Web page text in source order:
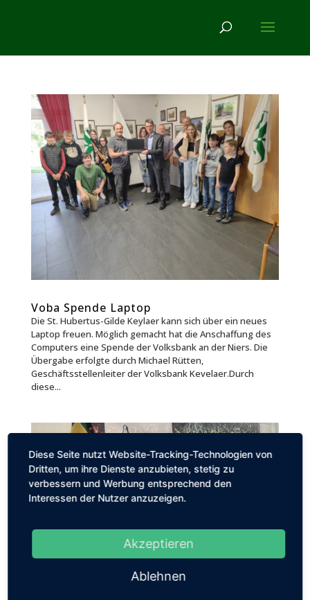
Voba Spende Laptop
Die St. Hubertus-Gilde Keylaer kann sich über ein neues
Laptop freuen. Möglich gemacht hat die Anschaffung des
Computers eine Spende der Volksbank an der Niers. Die
Übergabe erfolgte durch Michael Rütten,
Geschäftsstellenleiter der Volksbank Kevelaer.Durch
diese...
Diese Seite nutzt Website-Tracking-Technologien von
Dritten, um ihre Dienste anzubieten, stetig zu
verbessern und Werbung entsprechend den
Interessen der Nutzer anzuzeigen.
Akzeptieren
Ablehnen